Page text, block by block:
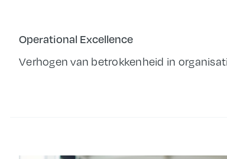
Operational Excellence
Verhogen van betrokkenheid in